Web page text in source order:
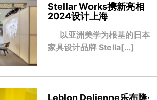
Stellar Works携新亮相
2024设计上海
以亚洲美学为根基的日本
家具设计品牌 Stella[…]
Leblon Delienne乐布隆·